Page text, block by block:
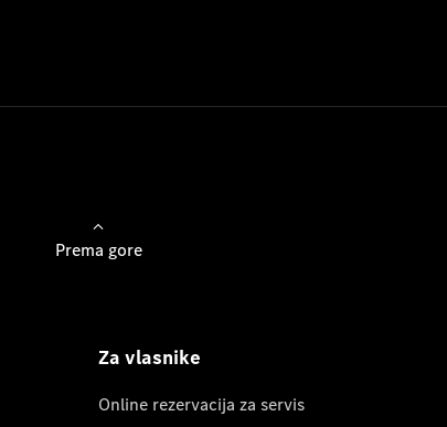
Prema gore
Za vlasnike
Online rezervacija za servis